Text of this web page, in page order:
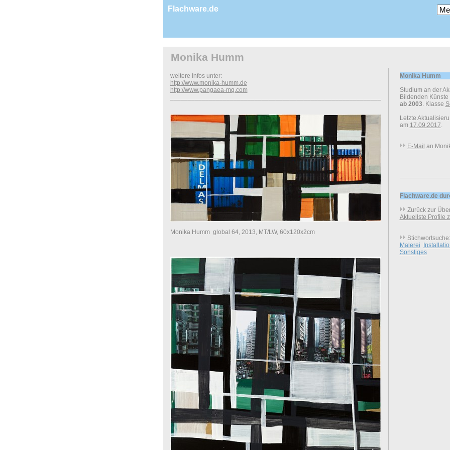
Flachware.de
Monika Humm
weitere Infos unter:
http://www.monika-humm.de
http://www.pangaea-mq.com
___________________________________________________________________________
Monika Humm global 64, 2013, MT/LW, 60x120x2cm
Monika Humm
Studium an der
Bildenden
ab 2003. Klasse
Letzte
am 17.09.2017.
E-Mail an
Flachware.de
Zurück zur
Aktuellste Profile
Stichwortsuche:
Malerei
Sonstiges